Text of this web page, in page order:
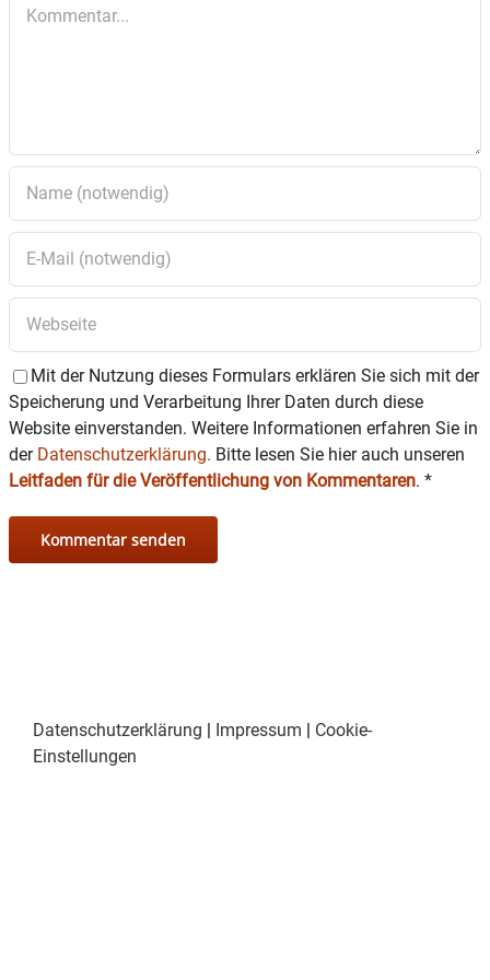
Erdgeschoss und Neubau eines Carports in Pfaffing am
7.2 Anfragen aus dem Bauausschuss
7.3 Antrag im Genehmigungsfreistellungsverfahren zur
Doppelhaushälfte mit zwei Stellplätzen in Pfaffing im
Krokusweg 3
Mit der Nutzung dieses Formulars erklären Sie sich mit der
Speicherung und Verarbeitung Ihrer Daten durch diese
Website einverstanden. Weitere Informationen erfahren Sie in
der Datenschutzerklärung. Bitte lesen Sie hier auch unseren
Leitfaden für die Veröffentlichung von Kommentaren. *
Datenschutzerklärung | Impressum | Cookie-
Einstellungen